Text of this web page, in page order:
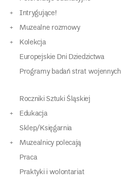
Intrygujące!
Muzealne rozmowy
Kolekcja
Europejskie Dni Dziedzictwa
Programy badań strat wojennych
Roczniki Sztuki Śląskiej
Edukacja
Sklep/Księgarnia
Muzealnicy polecają
Praca
Praktyki i wolontariat